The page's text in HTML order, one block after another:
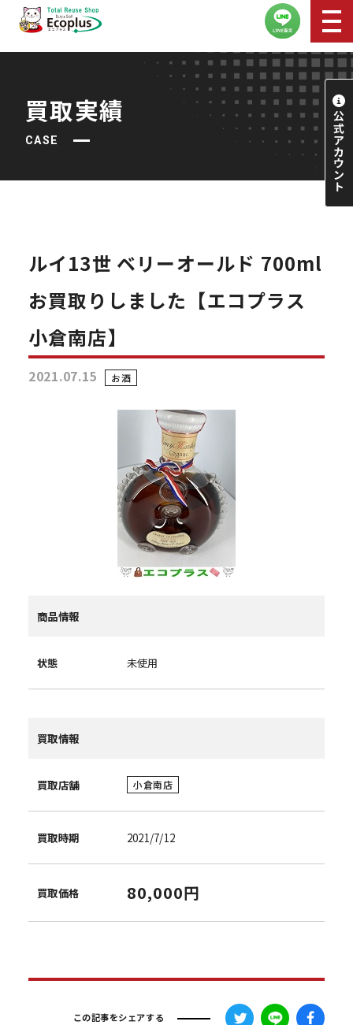
買取実績
CASE
ルイ13世 ベリーオールド 700ml
お買取りしました【エコプラス
小倉南店】
2021.07.15 お酒
商品情報
状態 未使用
買取情報
買取店舗 小倉南店
買取時期 2021/7/12
買取価格 80,000円
この記事をシェアする